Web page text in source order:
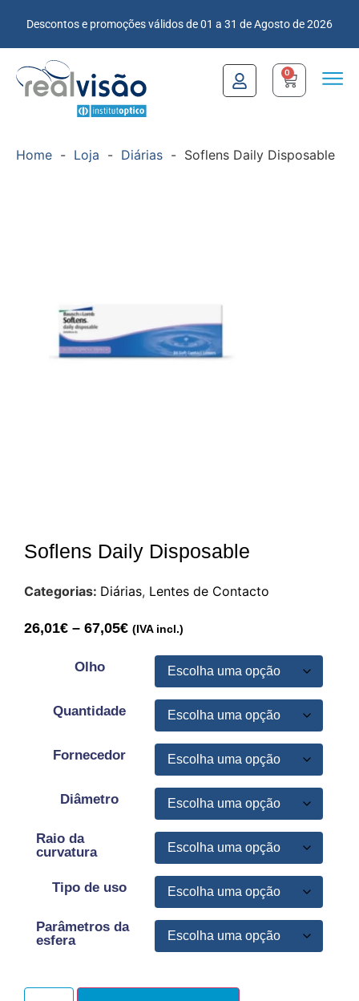
Descontos e promoções válidos de 01 a 31 de Agosto de 2026
0
Home - Loja - Diárias - Soflens Daily Disposable
Soflens Daily Disposable
Categorias: Diárias, Lentes de Contacto
26,01€ – 67,05€ (IVA incl.)
Olho
Quantidade
Fornecedor
Diâmetro
Raio da
curvatura
Tipo de uso
Parâmetros da
esfera